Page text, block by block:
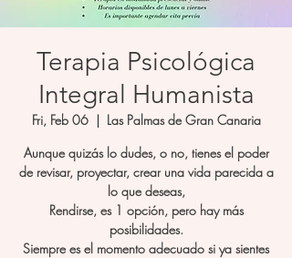
Terapia Psicológica
Integral Humanista
Fri, Feb 06
  |
Las Palmas de Gran Canaria
Aunque quizás lo dudes, o no, tienes el poder
de revisar, proyectar, crear una vida parecida a
lo que deseas,
Rendirse, es 1 opción, pero hay más
posibilidades.
Siempre es el momento adecuado si ya sientes